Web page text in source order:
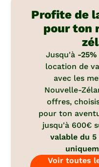
Profite de
pour ton
Jusqu'à -
location de
avec les
Nouvelle-
offres,
pour ton
jusqu'à 600€
valable du 5
Voir toutes